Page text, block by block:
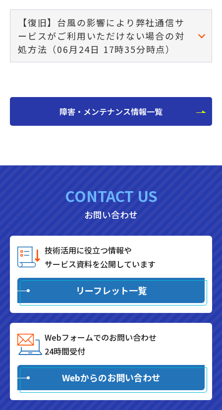
【復旧】台風の影響により弊社通信サ
ービスがご利用いただけない場合の対
処方法（06月24日 17時35分時点）
障害・メンテナンス情報一覧
CONTACT US
お問い合わせ
技術活用に役立つ情報や
サービス資料を公開しています
リーフレット一覧
Webフォームでのお問い合わせ
24時間受付
Webからのお問い合わせ